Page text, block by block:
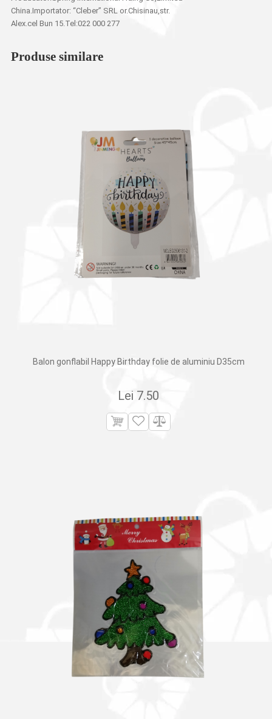
China.Importator: “Cleber” SRL or.Chisinau,str.
Alex.cel Bun 15.Tel:022 000 277
Produse similare
Balon gonflabil Happy Birthday folie de aluminiu D35cm
Lei 7.50